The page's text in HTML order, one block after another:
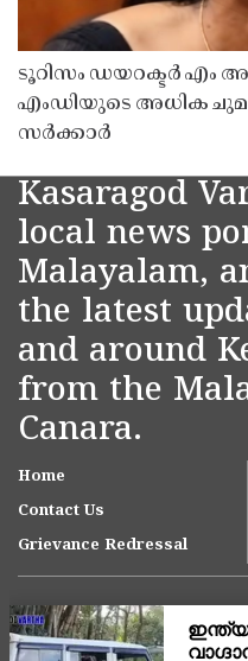
ടൂറിസം ഡയറക്ടർ എം
എംഡിയുടെ അധിക
സർക്കാർ
Kasaragod
local news
Malayalam,
the latest
and around
from the
Canara.
Home
Contact Us
Grievance Redressal